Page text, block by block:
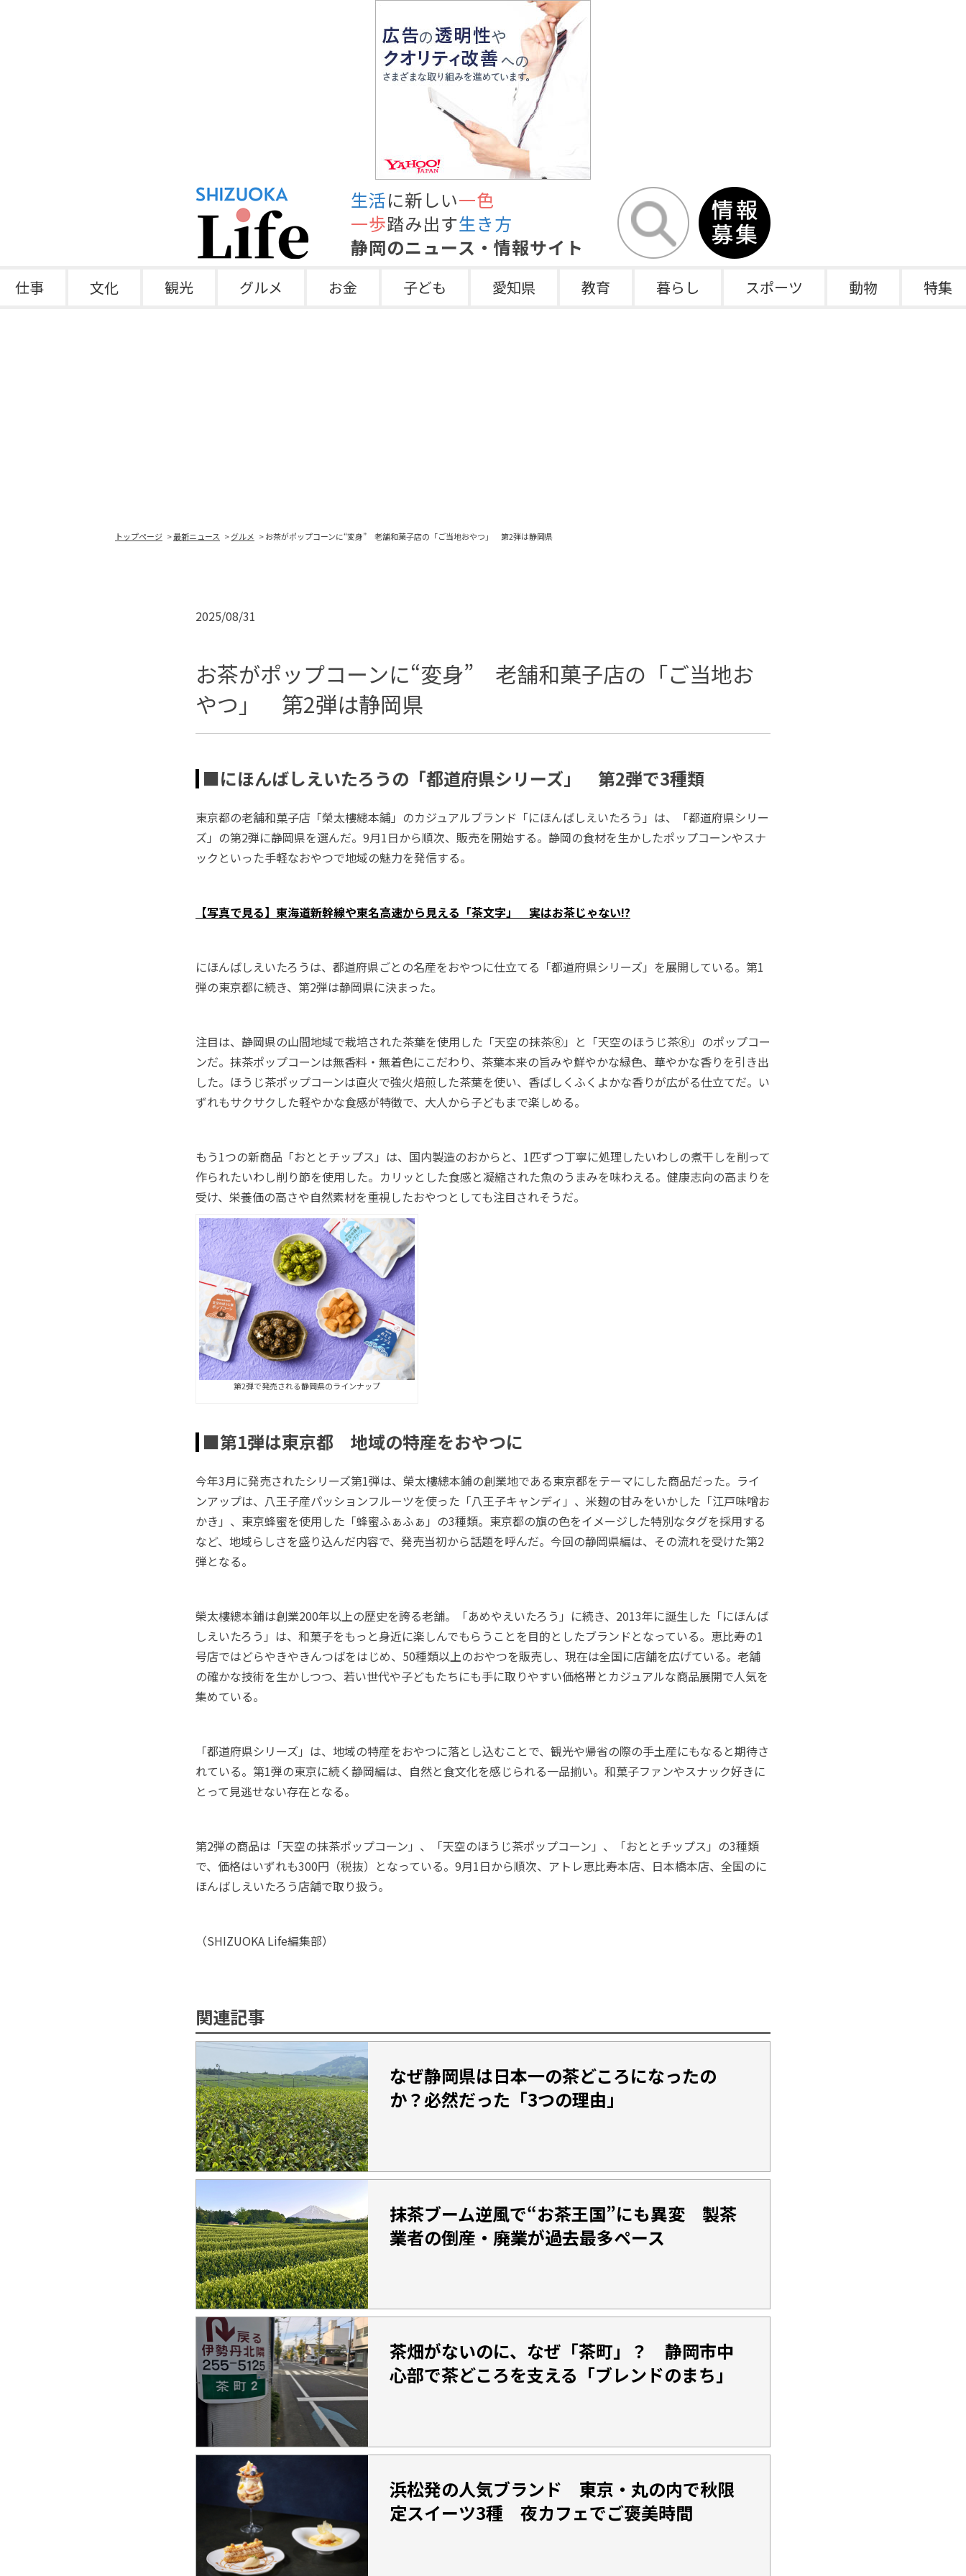
生活に新しい一色
一歩踏み出す生き方
静岡のニュース・情報サイト
仕事 文化 観光 グルメ お金 子ども 愛知県 教育 暮らし スポーツ 動物 特集
トップページ 最新ニュース グルメ お茶がポップコーンに“変身” 老舗和菓子店の「ご当地おやつ」 第2弾は静岡県
2025/08/31
お茶がポップコーンに“変身” 老舗和菓子店の「ご当地お
やつ」 第2弾は静岡県
■にほんばしえいたろうの「都道府県シリーズ」 第2弾で3種類
東京都の老舗和菓子店「榮太樓總本鋪」のカジュアルブランド「にほんばしえいたろう」は、「都道府県シリー
ズ」の第2弾に静岡県を選んだ。9月1日から順次、販売を開始する。静岡の食材を生かしたポップコーンやスナ
ックといった手軽なおやつで地域の魅力を発信する。
【写真で見る】東海道新幹線や東名高速から見える「茶文字」 実はお茶じゃない!?
にほんばしえいたろうは、都道府県ごとの名産をおやつに仕立てる「都道府県シリーズ」を展開している。第1
弾の東京都に続き、第2弾は静岡県に決まった。
注目は、静岡県の山間地域で栽培された茶葉を使用した「天空の抹茶Ⓡ」と「天空のほうじ茶Ⓡ」のポップコー
ンだ。抹茶ポップコーンは無香料・無着色にこだわり、茶葉本来の旨みや鮮やかな緑色、華やかな香りを引き出
した。ほうじ茶ポップコーンは直火で強火焙煎した茶葉を使い、香ばしくふくよかな香りが広がる仕立てだ。い
ずれもサクサクした軽やかな食感が特徴で、大人から子どもまで楽しめる。
もう1つの新商品「おととチップス」は、国内製造のおからと、1匹ずつ丁寧に処理したいわしの煮干しを削って
作られたいわし削り節を使用した。カリッとした食感と凝縮された魚のうまみを味わえる。健康志向の高まりを
受け、栄養価の高さや自然素材を重視したおやつとしても注目されそうだ。
第2弾で発売される静岡県のラインナップ
■第1弾は東京都 地域の特産をおやつに
今年3月に発売されたシリーズ第1弾は、榮太樓總本鋪の創業地である東京都をテーマにした商品だった。ライ
ンアップは、八王子産パッションフルーツを使った「八王子キャンディ」、米麹の甘みをいかした「江戸味噌お
かき」、東京蜂蜜を使用した「蜂蜜ふぁふぁ」の3種類。東京都の旗の色をイメージした特別なタグを採用する
など、地域らしさを盛り込んだ内容で、発売当初から話題を呼んだ。今回の静岡県編は、その流れを受けた第2
弾となる。
榮太樓總本鋪は創業200年以上の歴史を誇る老舗。「あめやえいたろう」に続き、2013年に誕生した「にほんば
しえいたろう」は、和菓子をもっと身近に楽しんでもらうことを目的としたブランドとなっている。恵比寿の1
号店ではどらやきやきんつばをはじめ、50種類以上のおやつを販売し、現在は全国に店舗を広げている。老舗
の確かな技術を生かしつつ、若い世代や子どもたちにも手に取りやすい価格帯とカジュアルな商品展開で人気を
集めている。
「都道府県シリーズ」は、地域の特産をおやつに落とし込むことで、観光や帰省の際の手土産にもなると期待さ
れている。第1弾の東京に続く静岡編は、自然と食文化を感じられる一品揃い。和菓子ファンやスナック好きに
とって見逃せない存在となる。
第2弾の商品は「天空の抹茶ポップコーン」、「天空のほうじ茶ポップコーン」、「おととチップス」の3種類
で、価格はいずれも300円（税抜）となっている。9月1日から順次、アトレ恵比寿本店、日本橋本店、全国のに
ほんばしえいたろう店舗で取り扱う。
（SHIZUOKA Life編集部）
関連記事
なぜ静岡県は日本一の茶どころになったの
か？必然だった「3つの理由」
抹茶ブーム逆風で“お茶王国”にも異変 製茶
業者の倒産・廃業が過去最多ペース
茶畑がないのに、なぜ「茶町」？ 静岡市中
心部で茶どころを支える「ブレンドのまち」
浜松発の人気ブランド 東京・丸の内で秋限
定スイーツ3種 夜カフェでご褒美時間